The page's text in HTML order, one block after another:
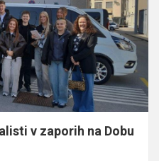
v zaporih na Dobu